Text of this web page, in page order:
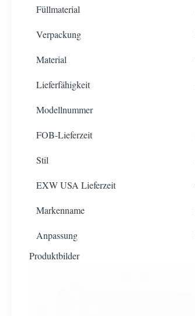
Füllmaterial
Verpackung
Material
Lieferfähigkeit
Modellnummer
FOB-Lieferzeit
Stil
EXW USA Lieferzeit
Markenname
Anpassung
Produktbilder